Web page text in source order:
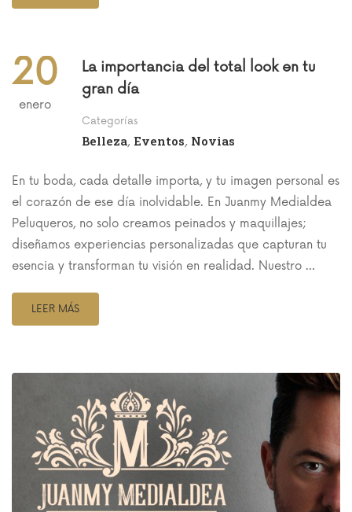
20
enero
La importancia del total look en tu
gran día
Categorías
Belleza, Eventos, Novias
En tu boda, cada detalle importa, y tu imagen personal es
el corazón de ese día inolvidable. En Juanmy Medialdea
Peluqueros, no solo creamos peinados y maquillajes;
diseñamos experiencias personalizadas que capturan tu
esencia y transforman tu visión en realidad. Nuestro …
LEER MÁS